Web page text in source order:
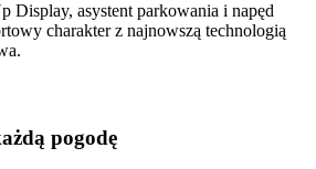
Display, asystent parkowania i napęd
charakter z najnowszą technologią
pogodę